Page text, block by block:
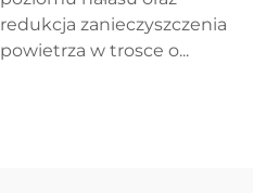
redukcja zanieczyszczenia
powietrza w trosce o...